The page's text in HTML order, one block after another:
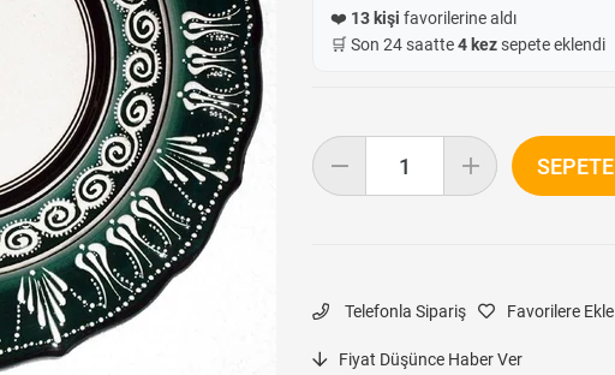
❤️ 13 kişi favorilerine aldı
🛒 Son 24 saatte4 kezsepete eklendi
Telefonla Sipariş Favorilere Ekle
Fiyat Düşünce Haber Ver